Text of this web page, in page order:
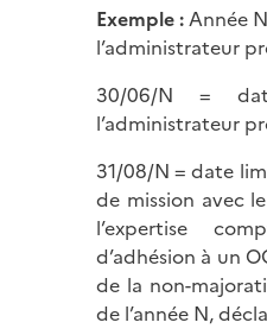
Exemple :Année
l’administrateur
30/06/N =
l’administrateur
31/08/N = date
de mission avec
l’expertise
d’adhésion à un
de la non-
de l’année N,